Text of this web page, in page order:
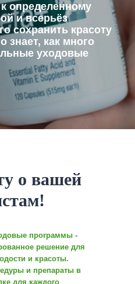
определенному
и всерьёз
сохранить красоту
знает, как много
уходовые
о вашей
программы -
решение для
и красоты.
и препараты в
для каждого